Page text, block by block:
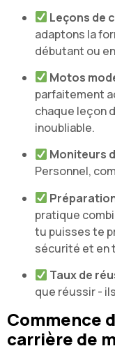
Leçons de
adaptons la
débutant ou
Motos
parfaitement
chaque leçon
inoubliable.
Moniteurs
Personnel,
pratique
tu puisses te
sécurité et en
Taux de
que réussir -
Commence
carrière de